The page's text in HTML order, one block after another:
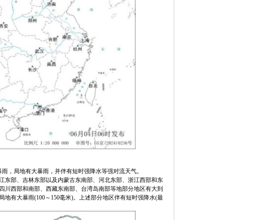
，局地有大暴雨，并伴有短时强降水等强对流天气。
东部、吉林东部以及内蒙古东南部、河北东部、浙江西部和东
西部和南部、西藏东南部、台湾岛南部等地部分地区有大到
有大暴雨(100～150毫米)。上述部分地区伴有短时强降水(最